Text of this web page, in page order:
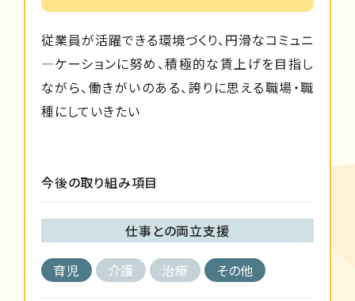
従業員が活躍できる環境づくり、円滑なコミュニ
―ケーションに努め、積極的な賃上げを目指し
ながら、働きがいのある、誇りに思える職場・職
種にしていきたい
今後の取り組み項目
仕事との両立支援
育児 介護 治療 その他